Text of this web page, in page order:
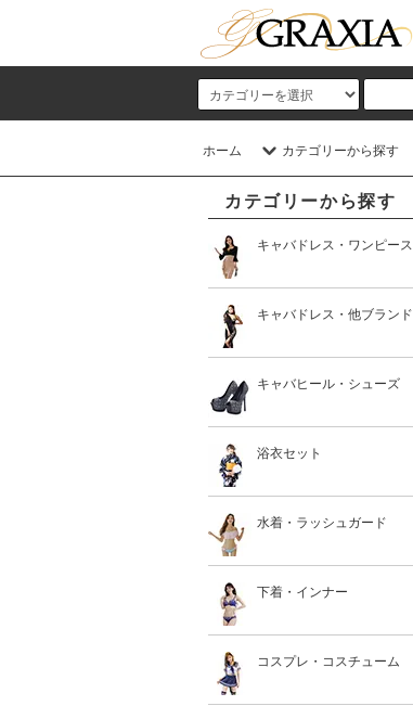
ホーム カテゴリーから探す
カテゴリーから探す
キャバドレス・ワンピース
キャバドレス・他ブランド
キャバヒール・シューズ
浴衣セット
水着・ラッシュガード
下着・インナー
コスプレ・コスチューム